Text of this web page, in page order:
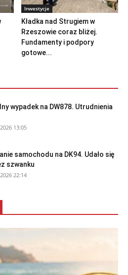
Inwestycje
Kładka nad Strugiem w
Rzeszowie coraz bliżej.
Fundamenty i podpory
gotowe...
wypadek na DW878. Utrudnienia
13:05
samochodu na DK94. Udało się
szwanku
22:14